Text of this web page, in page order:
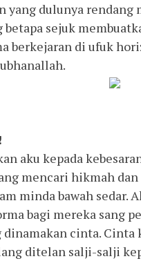
yang dulunya
betapa sejuk
berkejaran di ufuk
aku kepada
mencari hikmah
minda bawah sedar.
bagi mereka sang
cinta. Cinta
ditelan salji-salji